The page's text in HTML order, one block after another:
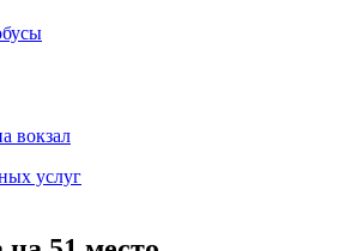
вокзал
услуг